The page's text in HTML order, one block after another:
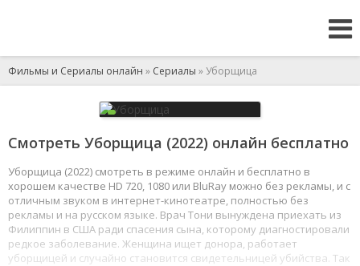
Фильмы и Сериалы онлайн » Сериалы » Уборщица
Смотреть Уборщица (2022) онлайн бесплатно
Уборщица (2022) смотреть в режиме онлайн и бесплатно в
хорошем качестве HD 720, 1080 или BluRay можно без рекламы, и с
отличным звуком в интернет-кинотеатре, полностью без
рекламы и на русском языке. Врач Тони вынуждена приехать из
Филиппин в США ради спасения сына, которому диагностировали
редкое заболевание. Женщина ищет донора, работает
уборщицей и случайно становится свидетельницей убийства. Так